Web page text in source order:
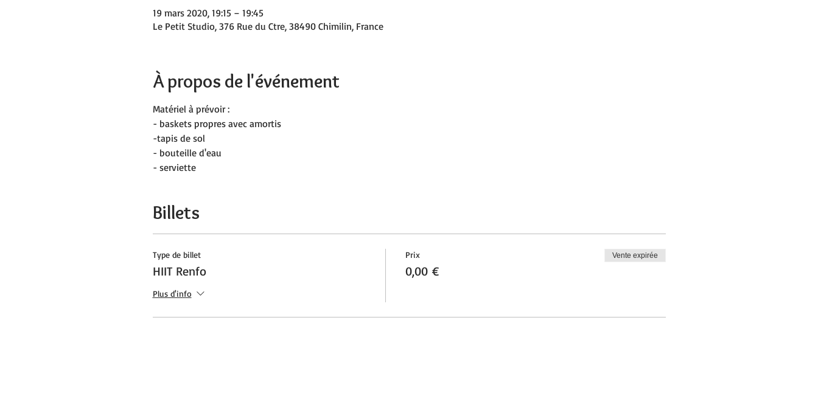
19 mars 2020, 19:15 – 19:45
Le Petit Studio, 376 Rue du Ctre, 38490 Chimilin, France
À propos de l'événement
Matériel à prévoir :
- baskets propres avec amortis
-tapis de sol
- bouteille d'eau
- serviette
Billets
Type de billet
HIIT Renfo
Plus d'info
Prix
0,00 €
Vente expirée